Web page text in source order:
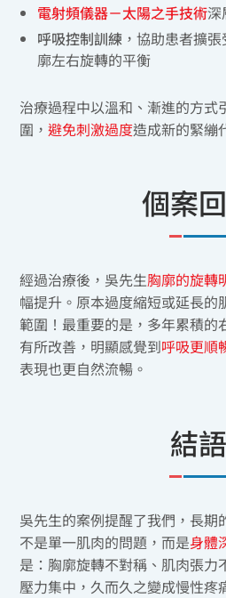
電射頻儀器－太陽之手技術
呼吸控制訓練 ，協助患者擴
廓左右旋轉的平衡
治療過程中以溫和、漸進的方式
圍，避免刺激過度造成新的緊繃
個案
經過治療後，吳先生胸廓的旋轉
幅提升。原本過度縮短或延長的
範圍！最重要的是，多年累積的
有所改善，明顯感覺到呼吸更順
表現也更自然流暢。
結語
吳先生的案例提醒了我們，長期
不是單一肌肉的問題，而是身體
是：胸廓旋轉不對稱、肌肉張力
壓力集中，久而久之變成慢性疼